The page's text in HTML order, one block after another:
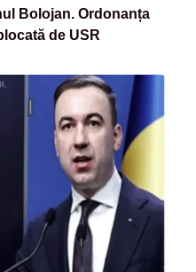
Bolojan. Ordonanța
de USR